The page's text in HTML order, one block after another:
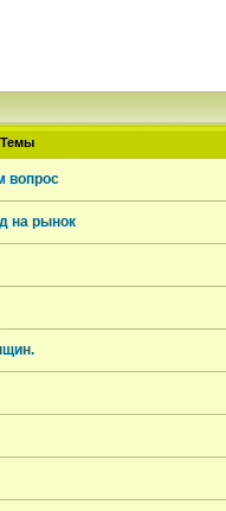
Темы
вопрос
на рынок